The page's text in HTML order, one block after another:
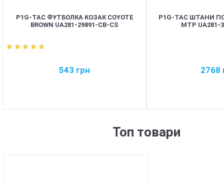
P1G-TAC ФУТБОЛКА КОЗАК COYOTE
BROWN UA281-29891-CB-CS
543 грн
P1G-TAC ШТАНИ
MTP UA281-
2768
Топ товари